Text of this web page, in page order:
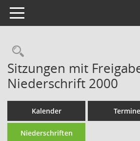
Toggle navigation
Rechercheauswahl
Sitzungen mit
Niederschrift 2000
Kalender Termine
Niederschriften